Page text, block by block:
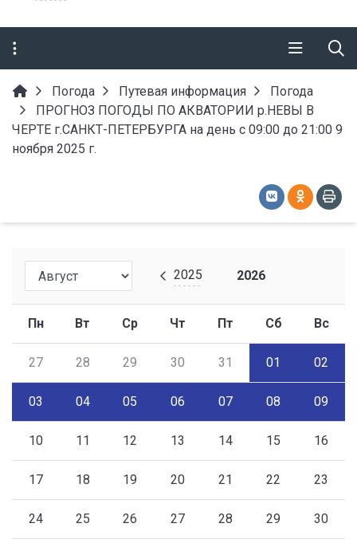
Погода Путевая информация
Погода
ПРОГНОЗ ПОГОДЫ ПО АКВАТОРИИ р.НЕВЫ В
ЧЕРТЕ г.САНКТ-ПЕТЕРБУРГА на день с 09:00 до 21:00 9
ноября 2025 г.
2025 2026
Пн Вт Ср Чт Пт Сб Вс
27 28 29 30 31 01 02
03 04 05 06 07 08 09
10 11 12 13 14 15 16
17 18 19 20 21 22 23
24 25 26 27 28 29 30